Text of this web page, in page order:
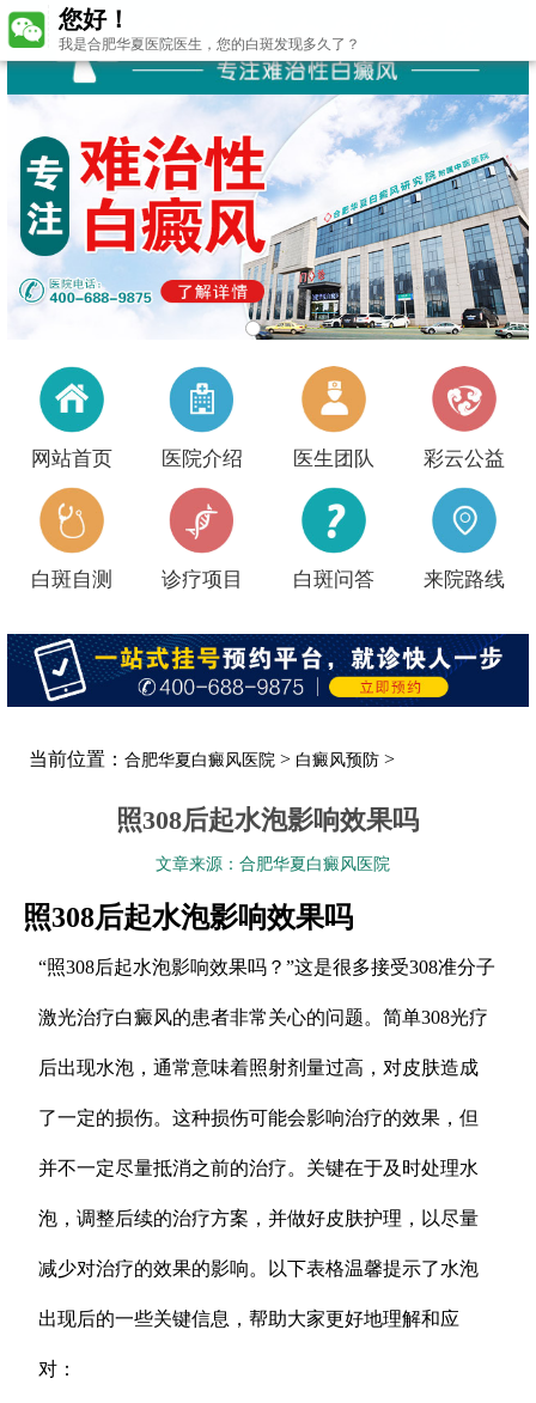
网站首页 医院介绍 医生团队 彩云公益
白斑自测 诊疗项目 白斑问答 来院路线
当前位置：合肥华夏白癜风医院 > 白癜风预防 >
照308后起水泡影响效果吗
文章来源：合肥华夏白癜风医院
照308后起水泡影响效果吗
“照308后起水泡影响效果吗？”这是很多接受308准分子
激光治疗白癜风的患者非常关心的问题。简单308光疗
后出现水泡，通常意味着照射剂量过高，对皮肤造成
了一定的损伤。这种损伤可能会影响治疗的效果，但
并不一定尽量抵消之前的治疗。关键在于及时处理水
泡，调整后续的治疗方案，并做好皮肤护理，以尽量
减少对治疗的效果的影响。以下表格温馨提示了水泡
出现后的一些关键信息，帮助大家更好地理解和应
对：
您好！
我是合肥华夏医院医生，您的白斑发现多久了？